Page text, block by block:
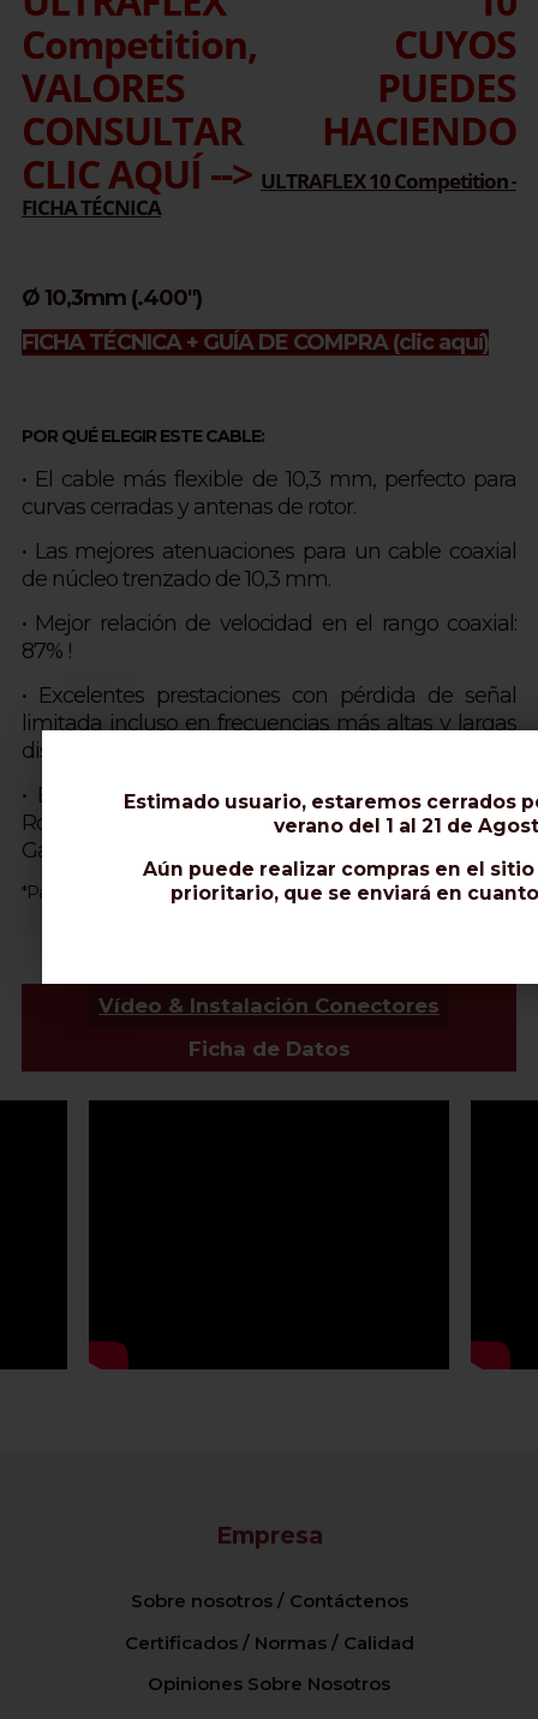
Competition, CUYOS
VALORES PUEDES
CONSULTAR HACIENDO
CLIC AQUÍ --> ULTRAFLEX 10 Competition -
FICHA TÉCNICA
Ø 10,3mm (.400")
FICHA TÉCNICA + GUÍA DE COMPRA(clic aquí)
POR QUÉ ELEGIR ESTE CABLE:
• El cable más flexible de 10,3 mm, perfecto para
curvas cerradas y antenas de rotor.
• Las mejores atenuaciones para un cable coaxial
de núcleo trenzado de 10,3 mm.
• Mejor relación de velocidad en el rango coaxial:
87% !
• Excelentes prestaciones con pérdida de señal
limitada incluso en frecuencias más altas y largas
distancias.
• El mejor cable para extensión de señal Wi-Fi,
Router, 2G-5G, Hotspot, protocolo LoRaWAN,
Gateway IoT.
*Para entierro directo, elija AIRBORNE 10 o EXTRAFLEX BURY.
Vídeo & Instalación Conectores
Ficha de Datos
Empresa
Sobre nosotros / Contáctenos
Certificados / Normas / Calidad
Opiniones Sobre Nosotros
Estimado usuario, estaremos cerrados
verano del 1 al 21 de
Aún puede realizar compras en el
prioritario, que se enviará en